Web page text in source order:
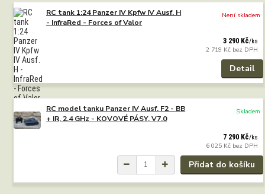
RC tank 1:24 Panzer IV Kpfw IV Ausf. H
- InfraRed - Forces of Valor
3 290 Kč/ks
2 719 Kč bez DPH
Není skladem
Detail
RC model tanku Panzer IV Ausf. F2 - BB
+ IR, 2.4 GHz - KOVOVÉ PÁSY, V7.0
7 290 Kč/ks
6 025 Kč bez DPH
Skladem
Přidat do košíku